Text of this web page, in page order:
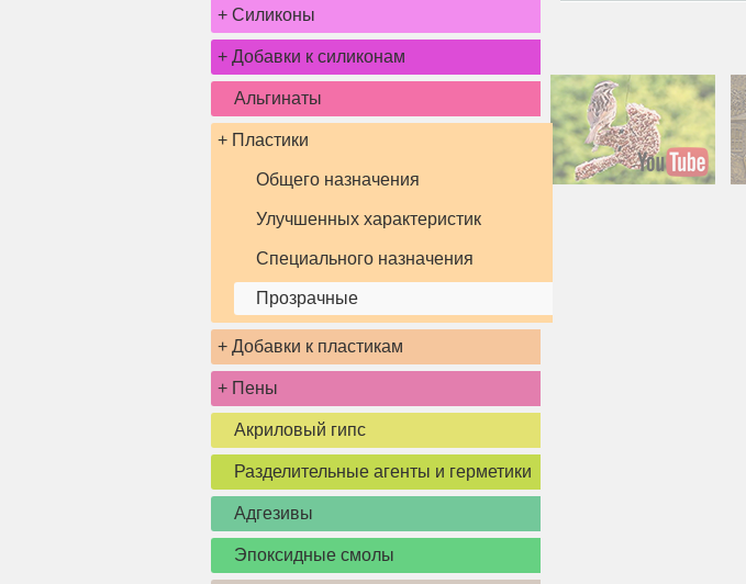
+ Силиконы
+ Добавки к силиконам
Альгинаты
+ Пластики
Общего назначения
Улучшенных характеристик
Специального назначения
Прозрачные
+ Добавки к пластикам
+ Пены
Акриловый гипс
Разделительные агенты и герметики
Адгезивы
Эпоксидные смолы